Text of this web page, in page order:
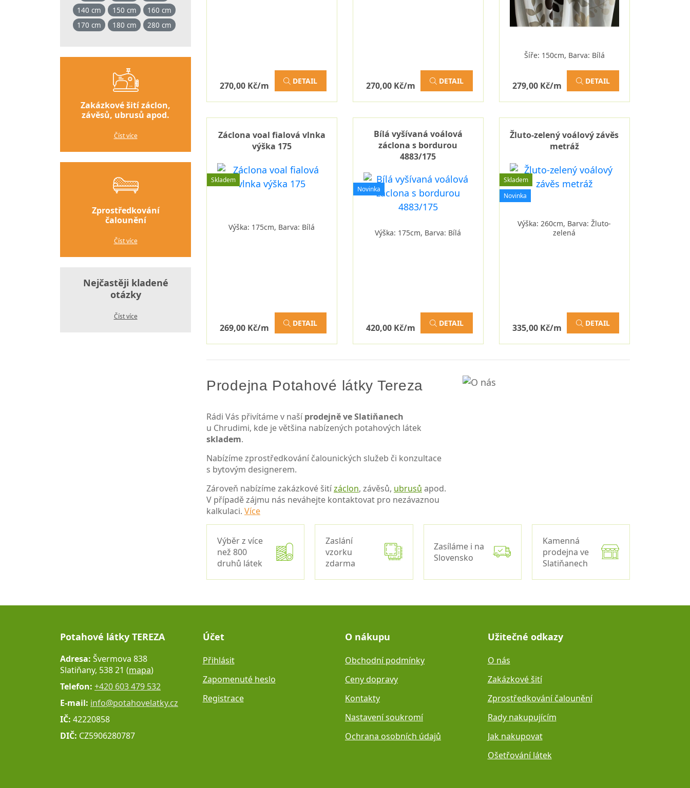
140 cm
150 cm
160 cm
170 cm
180 cm 280 cm
Zakázkové šití záclon,
závěsů, ubrusů apod.
Číst více
Zprostředkování
čalounění
Číst více
Nejčastěji kladené
otázky
Číst více
270,00 Kč/m DETAIL 270,00 Kč/m DETAIL
Šíře: 150cm, Barva: Bílá
279,00 Kč/m DETAIL
Záclona voal fialová vlnka
výška 175
Skladem
Výška: 175cm, Barva: Bílá
269,00 Kč/m DETAIL
Bílá vyšívaná voálová
záclona s bordurou
4883/175
Novinka
Výška: 175cm, Barva: Bílá
420,00 Kč/m DETAIL
Žluto-zelený voálový závěs
metráž
Skladem
Novinka
Výška: 260cm, Barva: Žluto-
zelená
335,00 Kč/m DETAIL
Prodejna Potahové látky Tereza
Rádi Vás přivítáme v naší prodejně ve Slatiňanech
u Chrudimi, kde je většina nabízených potahových látek
skladem.
Nabízíme zprostředkování čalounických služeb či konzultace
s bytovým designerem.
Zároveň nabízíme zakázkové šitízáclon, závěsů, ubrusů apod.
V případě zájmu nás neváhejte kontaktovat pro nezávaznou
kalkulaci. Více
Výběr z více
než 800
druhů látek
Zaslání
vzorku
zdarma
Zasíláme i na
Slovensko
Kamenná
prodejna ve
Slatiňanech
Potahové látky TEREZA
Adresa: Švermova 838
Slatiňany, 538 21 (mapa)
Telefon: +420 603 479 532
E-mail: info@potahovelatky.cz
IČ: 42220858
DIČ: CZ5906280787
Účet
Přihlásit
Zapomenuté heslo
Registrace
O nákupu
Obchodní podmínky
Ceny dopravy
Kontakty
Nastavení soukromí
Ochrana osobních údajů
Užitečné odkazy
O nás
Zakázkové šití
Zprostředkování čalounění
Rady nakupujícím
Jak nakupovat
Ošetřování látek